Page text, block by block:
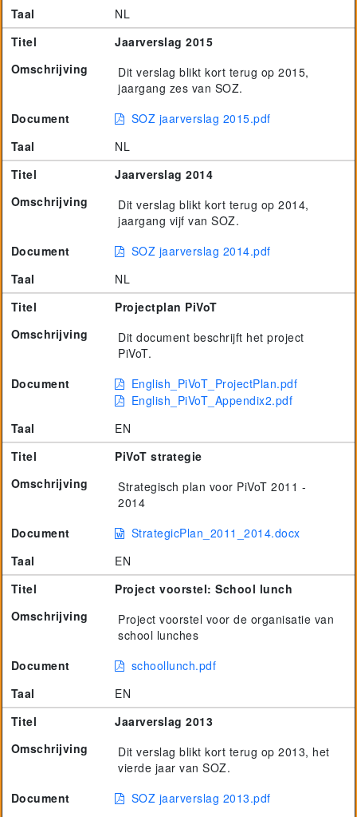
Taal
NL
Titel
Jaarverslag 2015
Omschrijving
Dit verslag blikt kort terug op 2015,
jaargang zes van SOZ.
Document
SOZ jaarverslag 2015.pdf
Taal
NL
Titel
Jaarverslag 2014
Omschrijving
Dit verslag blikt kort terug op 2014,
jaargang vijf van SOZ.
Document
SOZ jaarverslag 2014.pdf
Taal
NL
Titel
Projectplan PiVoT
Omschrijving
Dit document beschrijft het project
PiVoT.
Document
English_PiVoT_ProjectPlan.pdf
English_PiVoT_Appendix2.pdf
Taal
EN
Titel
PiVoT strategie
Omschrijving
Strategisch plan voor PiVoT 2011 -
2014
Document
StrategicPlan_2011_2014.docx
Taal
EN
Titel
Project voorstel: School lunch
Omschrijving
Project voorstel voor de organisatie van
school lunches
Document
schoollunch.pdf
Taal
EN
Titel
Jaarverslag 2013
Omschrijving
Dit verslag blikt kort terug op 2013, het
vierde jaar van SOZ.
Document
SOZ jaarverslag 2013.pdf